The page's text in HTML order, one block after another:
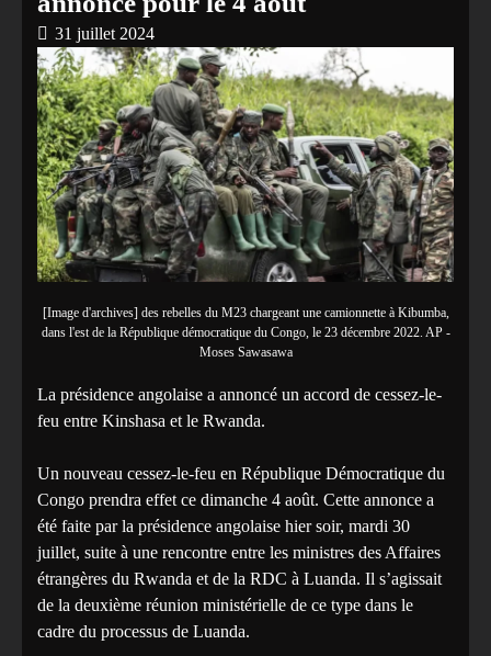
31 juillet 2024
[Image d'archives] des rebelles du M23 chargeant une camionnette à Kibumba,
dans l'est de la République démocratique du Congo, le 23 décembre 2022. AP -
Moses Sawasawa
La présidence angolaise a annoncé un accord de cessez-le-
feu entre Kinshasa et le Rwanda.
Un nouveau cessez-le-feu en République Démocratique du
Congo prendra effet ce dimanche 4 août. Cette annonce a
été faite par la présidence angolaise hier soir, mardi 30
juillet, suite à une rencontre entre les ministres des Affaires
étrangères du Rwanda et de la RDC à Luanda. Il s’agissait
de la deuxième réunion ministérielle de ce type dans le
cadre du processus de Luanda.